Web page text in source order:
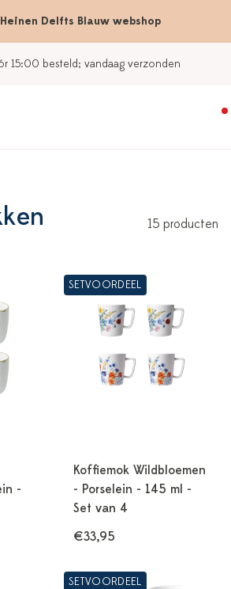
Delfts Blauw webshop
15:00 besteld; vandaag verzonden
15 producten
-
SETVOORDEEL
Koffiemok Wildbloemen
- Porselein - 145 ml -
Set van 4
€33,95
SETVOORDEEL